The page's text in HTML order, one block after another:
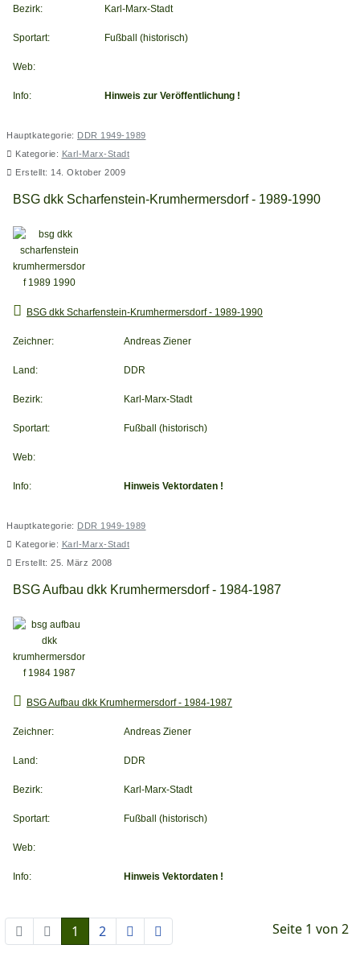
Bezirk: Karl-Marx-Stadt
Sportart: Fußball (historisch)
Web:
Info: Hinweis zur Veröffentlichung !
Hauptkategorie: DDR 1949-1989
Kategorie: Karl-Marx-Stadt
Erstellt: 14. Oktober 2009
BSG dkk Scharfenstein-Krumhermersdorf - 1989-1990
BSG dkk Scharfenstein-Krumhermersdorf - 1989-1990
Zeichner: Andreas Ziener
Land: DDR
Bezirk: Karl-Marx-Stadt
Sportart: Fußball (historisch)
Web:
Info: Hinweis Vektordaten !
Hauptkategorie: DDR 1949-1989
Kategorie: Karl-Marx-Stadt
Erstellt: 25. März 2008
BSG Aufbau dkk Krumhermersdorf - 1984-1987
BSG Aufbau dkk Krumhermersdorf - 1984-1987
Zeichner: Andreas Ziener
Land: DDR
Bezirk: Karl-Marx-Stadt
Sportart: Fußball (historisch)
Web:
Info: Hinweis Vektordaten !
Seite 1 von 2
1 2